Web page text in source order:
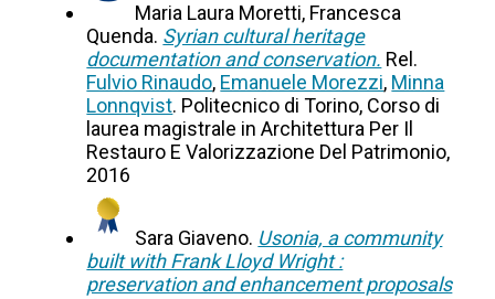
Maria Laura Moretti, Francesca
Quenda. Syrian cultural heritage
documentation and conservation. Rel.
Fulvio Rinaudo, Emanuele Morezzi, Minna
Lonnqvist. Politecnico di Torino, Corso di
laurea magistrale in Architettura Per Il
Restauro E Valorizzazione Del Patrimonio,
2016
Sara Giaveno. Usonia, a community
built with Frank Lloyd Wright :
preservation and enhancement proposals